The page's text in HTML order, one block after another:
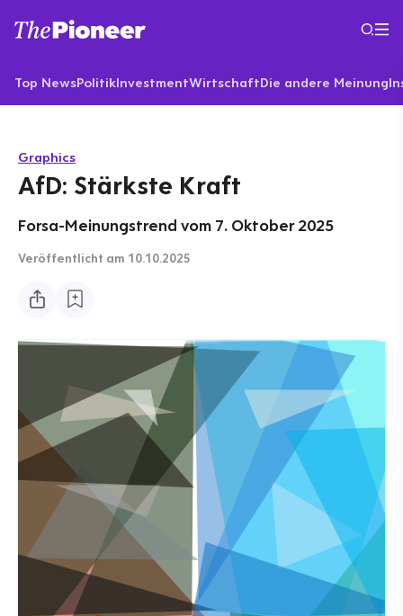
Top NewsPolitikInvestmentWirtschaftDie andere Meinung
Graphics
AfD: Stärkste Kraft
Forsa-Meinungstrend vom 7. Oktober 2025
Veröffentlicht am 10.10.2025